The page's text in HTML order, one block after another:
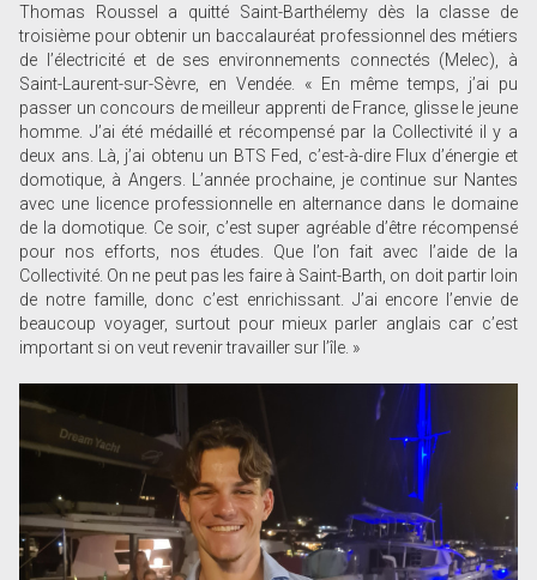
Thomas Roussel a quitté Saint-Barthélemy dès la classe de
troisième pour obtenir un baccalauréat professionnel des métiers
de l’électricité et de ses environnements connectés (Melec), à
Saint-Laurent-sur-Sèvre, en Vendée. « En même temps, j’ai pu
passer un concours de meilleur apprenti de France, glisse le jeune
homme. J’ai été médaillé et récompensé par la Collectivité il y a
deux ans. Là, j’ai obtenu un BTS Fed, c’est-à-dire Flux d’énergie et
domotique, à Angers. L’année prochaine, je continue sur Nantes
avec une licence professionnelle en alternance dans le domaine
de la domotique. Ce soir, c’est super agréable d’être récompensé
pour nos efforts, nos études. Que l’on fait avec l’aide de la
Collectivité. On ne peut pas les faire à Saint-Barth, on doit partir loin
de notre famille, donc c’est enrichissant. J’ai encore l’envie de
beaucoup voyager, surtout pour mieux parler anglais car c’est
important si on veut revenir travailler sur l’île. »